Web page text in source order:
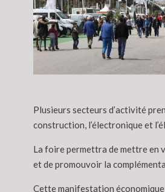
Plusieurs secteurs d’activité
construction, l’électronique et
La foire permettra de mettre en
et de promouvoir la
Cette manifestation économique